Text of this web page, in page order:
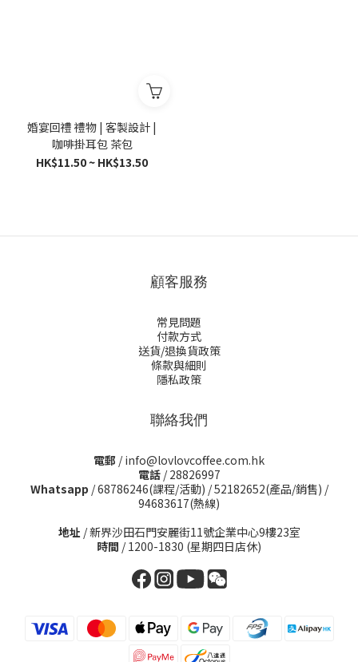
婚宴回禮 禮物 | 客製設計 |
咖啡掛耳包 茶包
HK$11.50 ~ HK$13.50
顧客服務
常見問題
付款方式
送貨/退換貨政策
條款與細則
隱私政策
聯絡我們
電郵 / info@lovlovcoffee.com.hk
電話/ 28826997
Whatsapp /68786246(課程/活動) /52182652(產品/銷售) /
94683617(熱線)
地址 / 新界沙田石門安麗街11號企業中心9樓23室
時間 / 1200-1830 (星期四日店休)